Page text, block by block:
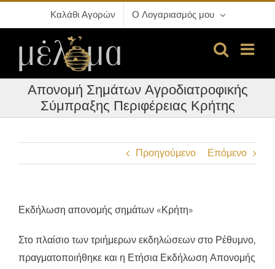
στο
περιεχόμενο
Καλάθι Αγορών Ο Λογαριασμός μου
Απονομή Σημάτων Αγροδιατροφικής
Σύμπραξης Περιφέρειας Κρήτης
Προηγούμενο Επόμενο
Εκδήλωση απονομής σημάτων «Κρήτη»
Στο πλαίσιο των τριήμερων εκδηλώσεων στο Ρέθυμνο,
πραγματοποιήθηκε και η Ετήσια Εκδήλωση Απονομής